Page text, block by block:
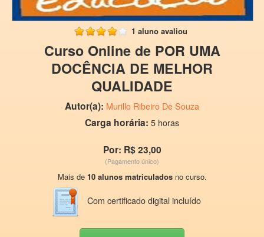
1 aluno avaliou
Curso Online de POR UMA
DOCÊNCIA DE MELHOR
QUALIDADE
Autor(a): Murillo Ribeiro De Souza
Carga horária: 5 horas
Por: R$ 23,00
(Pagamento único)
Mais de 10 alunos matriculadosno curso.
Com certificado digital incluído